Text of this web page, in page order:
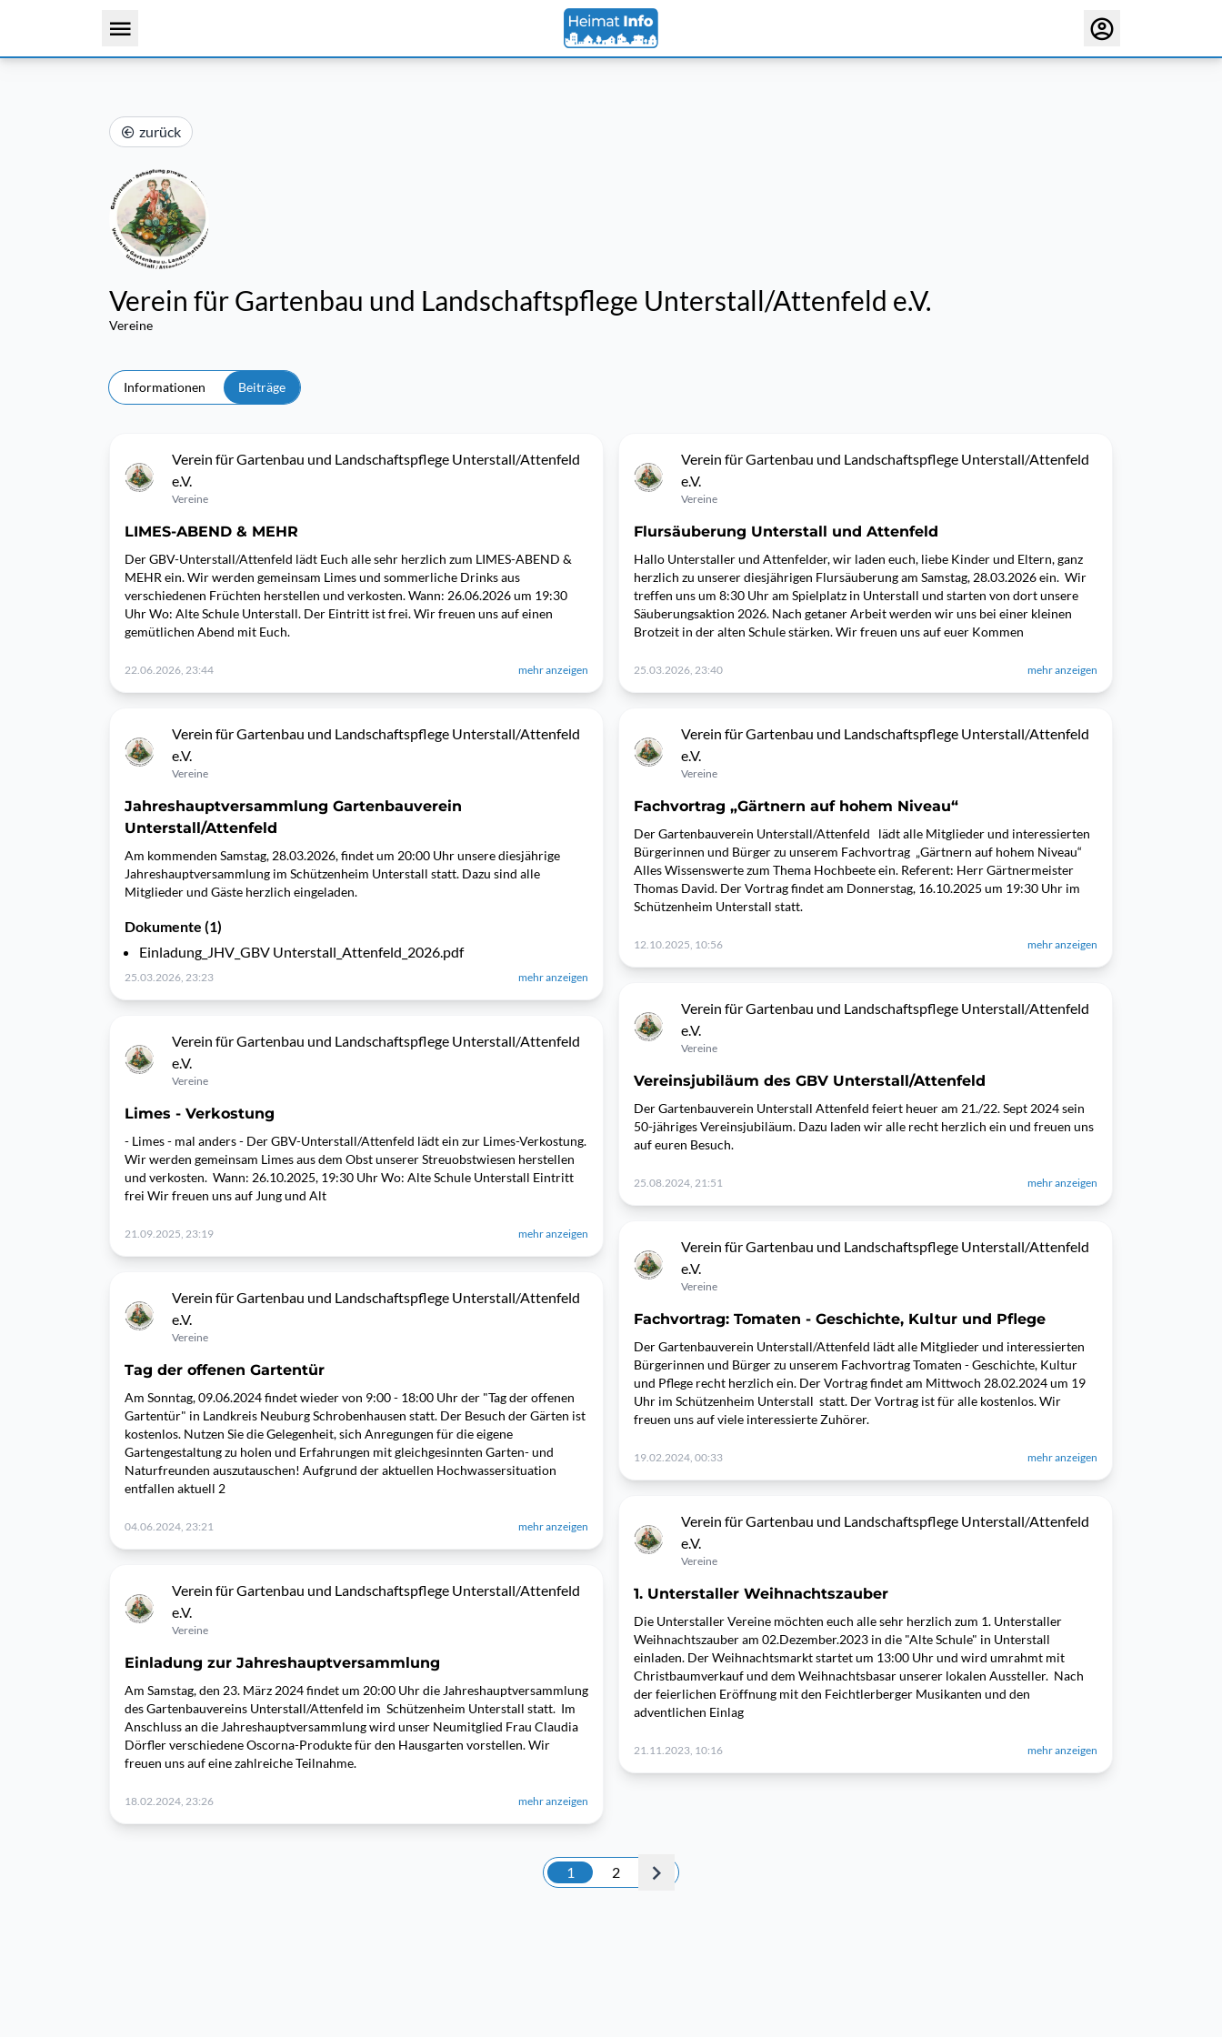
zurück
Verein für Gartenbau und Landschaftspflege Unterstall/Attenfeld e.V.
Vereine
Informationen Beiträge
Verein für Gartenbau und Landschaftspflege Unterstall/Attenfeld
e.V.
Vereine
LIMES-ABEND & MEHR
Der GBV-Unterstall/Attenfeld lädt Euch alle sehr herzlich zum LIMES-ABEND &
MEHR ein. Wir werden gemeinsam Limes und sommerliche Drinks aus
verschiedenen Früchten herstellen und verkosten. Wann: 26.06.2026 um 19:30
Uhr Wo: Alte Schule Unterstall. Der Eintritt ist frei. Wir freuen uns auf einen
gemütlichen Abend mit Euch.
22.06.2026, 23:44 mehr anzeigen
Verein für Gartenbau und Landschaftspflege Unterstall/Attenfeld
e.V.
Vereine
Jahreshauptversammlung Gartenbauverein
Unterstall/Attenfeld
Am kommenden Samstag, 28.03.2026, findet um 20:00 Uhr unsere diesjährige
Jahreshauptversammlung im Schützenheim Unterstall statt. Dazu sind alle
Mitglieder und Gäste herzlich eingeladen.
Dokumente (1)
Einladung_JHV_GBV Unterstall_Attenfeld_2026.pdf
25.03.2026, 23:23 mehr anzeigen
Verein für Gartenbau und Landschaftspflege Unterstall/Attenfeld
e.V.
Vereine
Limes - Verkostung
- Limes - mal anders - Der GBV-Unterstall/Attenfeld lädt ein zur Limes-Verkostung.
Wir werden gemeinsam Limes aus dem Obst unserer Streuobstwiesen herstellen
und verkosten. Wann: 26.10.2025, 19:30 Uhr Wo: Alte Schule Unterstall Eintritt
frei Wir freuen uns auf Jung und Alt
21.09.2025, 23:19 mehr anzeigen
Verein für Gartenbau und Landschaftspflege Unterstall/Attenfeld
e.V.
Vereine
Tag der offenen Gartentür
Am Sonntag, 09.06.2024 findet wieder von 9:00 - 18:00 Uhr der "Tag der offenen
Gartentür" in Landkreis Neuburg Schrobenhausen statt. Der Besuch der Gärten ist
kostenlos. Nutzen Sie die Gelegenheit, sich Anregungen für die eigene
Gartengestaltung zu holen und Erfahrungen mit gleichgesinnten Garten- und
Naturfreunden auszutauschen! Aufgrund der aktuellen Hochwassersituation
entfallen aktuell 2
04.06.2024, 23:21 mehr anzeigen
Verein für Gartenbau und Landschaftspflege Unterstall/Attenfeld
e.V.
Vereine
Einladung zur Jahreshauptversammlung
Am Samstag, den 23. März 2024 findet um 20:00 Uhr die Jahreshauptversammlung
des Gartenbauvereins Unterstall/Attenfeld im Schützenheim Unterstall statt. Im
Anschluss an die Jahreshauptversammlung wird unser Neumitglied Frau Claudia
Dörfler verschiedene Oscorna-Produkte für den Hausgarten vorstellen. Wir
freuen uns auf eine zahlreiche Teilnahme.
18.02.2024, 23:26 mehr anzeigen
Verein für Gartenbau und Landschaftspflege Unterstall/Attenfeld
e.V.
Vereine
Flursäuberung Unterstall und Attenfeld
Hallo Unterstaller und Attenfelder, wir laden euch, liebe Kinder und Eltern, ganz
herzlich zu unserer diesjährigen Flursäuberung am Samstag, 28.03.2026 ein. Wir
treffen uns um 8:30 Uhr am Spielplatz in Unterstall und starten von dort unsere
Säuberungsaktion 2026. Nach getaner Arbeit werden wir uns bei einer kleinen
Brotzeit in der alten Schule stärken. Wir freuen uns auf euer Kommen
25.03.2026, 23:40 mehr anzeigen
Verein für Gartenbau und Landschaftspflege Unterstall/Attenfeld
e.V.
Vereine
Fachvortrag „Gärtnern auf hohem Niveau“
Der Gartenbauverein Unterstall/Attenfeld lädt alle Mitglieder und interessierten
Bürgerinnen und Bürger zu unserem Fachvortrag „Gärtnern auf hohem Niveau“
Alles Wissenswerte zum Thema Hochbeete ein. Referent: Herr Gärtnermeister
Thomas David. Der Vortrag findet am Donnerstag, 16.10.2025 um 19:30 Uhr im
Schützenheim Unterstall statt.
12.10.2025, 10:56 mehr anzeigen
Verein für Gartenbau und Landschaftspflege Unterstall/Attenfeld
e.V.
Vereine
Vereinsjubiläum des GBV Unterstall/Attenfeld
Der Gartenbauverein Unterstall Attenfeld feiert heuer am 21./22. Sept 2024 sein
50-jähriges Vereinsjubiläum. Dazu laden wir alle recht herzlich ein und freuen uns
auf euren Besuch.
25.08.2024, 21:51 mehr anzeigen
Verein für Gartenbau und Landschaftspflege Unterstall/Attenfeld
e.V.
Vereine
Fachvortrag: Tomaten - Geschichte, Kultur und Pflege
Der Gartenbauverein Unterstall/Attenfeld lädt alle Mitglieder und interessierten
Bürgerinnen und Bürger zu unserem Fachvortrag Tomaten - Geschichte, Kultur
und Pflege recht herzlich ein. Der Vortrag findet am Mittwoch 28.02.2024 um 19
Uhr im Schützenheim Unterstall statt. Der Vortrag ist für alle kostenlos. Wir
freuen uns auf viele interessierte Zuhörer.
19.02.2024, 00:33 mehr anzeigen
Verein für Gartenbau und Landschaftspflege Unterstall/Attenfeld
e.V.
Vereine
1. Unterstaller Weihnachtszauber
Die Unterstaller Vereine möchten euch alle sehr herzlich zum 1. Unterstaller
Weihnachtszauber am 02.Dezember.2023 in die "Alte Schule" in Unterstall
einladen. Der Weihnachtsmarkt startet um 13:00 Uhr und wird umrahmt mit
Christbaumverkauf und dem Weihnachtsbasar unserer lokalen Aussteller. Nach
der feierlichen Eröffnung mit den Feichtlerberger Musikanten und den
adventlichen Einlag
21.11.2023, 10:16 mehr anzeigen
1 2